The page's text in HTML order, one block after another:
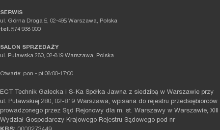
SERWIS
ul. Górna Droga 5, 02-495 Warszawa, Polska
tel. 574 938 000
SALON SPRZEDAŻY
ul. Puławska 280, 02-819 Warszawa, Polska
Otwarte: pon - pt 08:00-17:00
ECT Technik Gałecka i S-Ka Spółka Jawna z siedzibą w Warszawie przy
ul. Puławskiej 280, 02-819 Warszawa, wpisana do rejestru przedsiębiorców
prowadzonego przez Sąd Rejonowy dla m. st. Warszawy w Warszawie, XIII
Wydział Gospodarczy Krajowego Rejestru Sądowego pod nr